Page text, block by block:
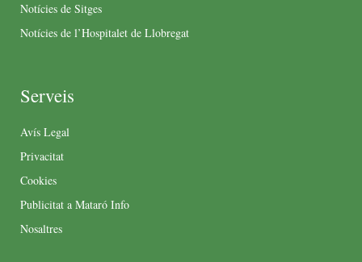
Notícies de Sitges
Notícies de l’Hospitalet de Llobregat
Serveis
Avís Legal
Privacitat
Cookies
Publicitat a Mataró Info
Nosaltres